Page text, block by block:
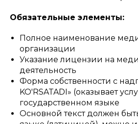
Обязательные элементы:
Полное наименование
организации
Указание лицензии на
деятельность
Форма собственности с
KO'RSATADI» (оказывает
государственном языке
Основной текст должен